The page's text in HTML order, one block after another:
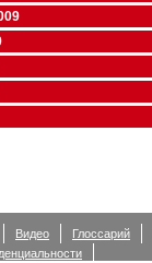
Видео Глоссарий